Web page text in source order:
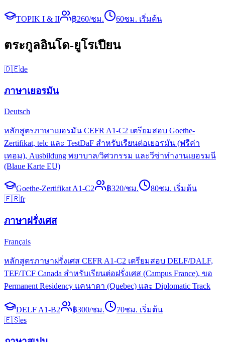
TOPIK I & II ฿260/ชม. 60ชม. เริ่มต้น
ตระกูลอินโด-ยูโรเปียน
🇩🇪de
ภาษาเยอรมัน
Deutsch
หลักสูตรภาษาเยอรมัน CEFR A1-C2 เตรียมสอบ Goethe-
Zertifikat, telc และ TestDaF สำหรับเรียนต่อเยอรมัน (ฟรีค่า
เทอม), Ausbildung พยาบาล/วิศวกรรม และวีซ่าทำงานเยอรมนี
(Blaue Karte EU)
Goethe-Zertifikat A1-C2 ฿320/ชม. 80ชม. เริ่มต้น
🇫🇷fr
ภาษาฝรั่งเศส
Français
หลักสูตรภาษาฝรั่งเศส CEFR A1-C2 เตรียมสอบ DELF/DALF,
TEF/TCF Canada สำหรับเรียนต่อฝรั่งเศส (Campus France), ขอ
Permanent Residency แคนาดา (Quebec) และ Diplomatic Track
DELF A1-B2 ฿300/ชม. 70ชม. เริ่มต้น
🇪🇸es